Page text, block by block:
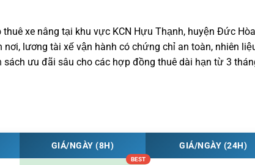
xe nâng tại khu vực KCN Hựu Thạnh, huyện Đức
lương tài xế vận hành có chứng chỉ an toàn, nhiên
ưu đãi sâu cho các hợp đồng thuê dài hạn từ 3
GIÁ/NGÀY (8H) GIÁ/NGÀY (24H)